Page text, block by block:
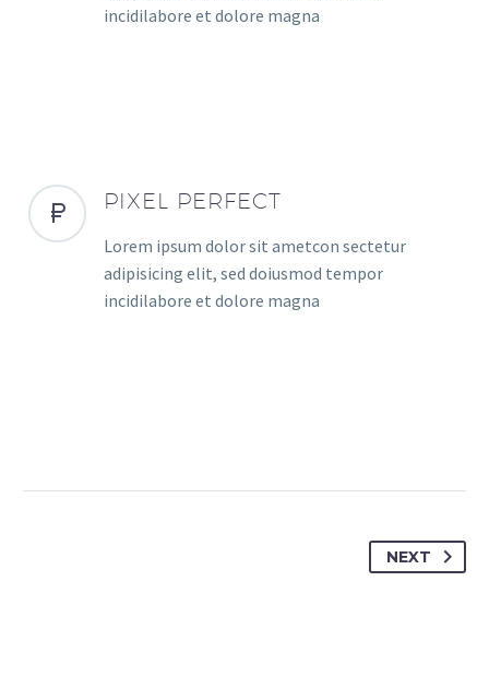
incidilabore et dolore magna
PIXEL PERFECT
Lorem ipsum dolor sit ametcon sectetur
adipisicing elit, sed doiusmod tempor
incidilabore et dolore magna
NEXT